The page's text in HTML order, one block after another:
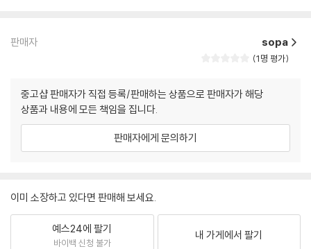
판매자 sopa
1명 평가
중고샵 판매자가 직접 등록/판매하는 상품으로 판매자가 해당
상품과 내용에 모든 책임을 집니다.
판매자에게 문의하기
이미 소장하고 있다면 판매해 보세요.
예스24에 팔기
바이백 신청 불가
내 가게에서 팔기